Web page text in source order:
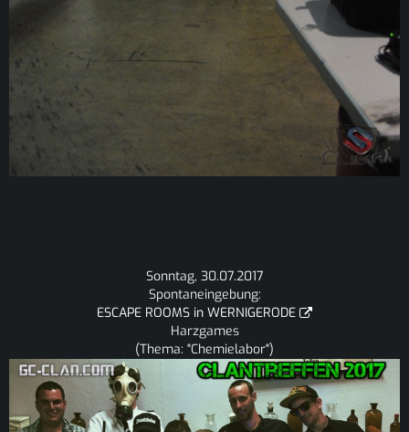
Sonntag, 30.07.2017
Spontaneingebung:
ESCAPE ROOMS in WERNIGERODE
Harzgames
(Thema: "Chemielabor")